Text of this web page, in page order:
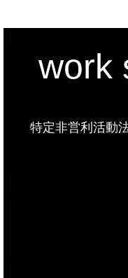
work
特定非営利活動法